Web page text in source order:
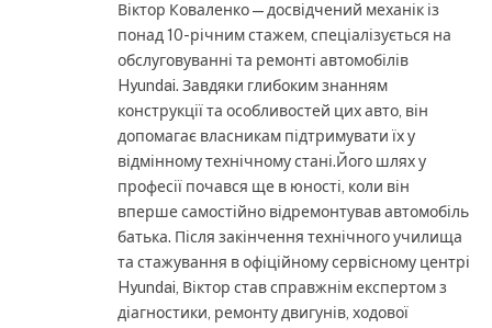
Віктор Коваленко — досвідчений механік із
понад 10-річним стажем, спеціалізується на
обслуговуванні та ремонті автомобілів
Hyundai. Завдяки глибоким знанням
конструкції та особливостей цих авто, він
допомагає власникам підтримувати їх у
відмінному технічному стані.Його шлях у
професії почався ще в юності, коли він
вперше самостійно відремонтував автомобіль
батька. Після закінчення технічного училища
та стажування в офіційному сервісному центрі
Hyundai, Віктор став справжнім експертом з
діагностики, ремонту двигунів, ходової